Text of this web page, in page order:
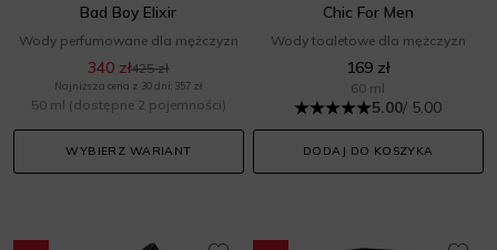
Bad Boy Elixir
Wody perfumowane dla mężczyzn
340 zł425 zł
Najniższa cena z 30 dni: 357 zł
50 ml (dostępne 2 pojemności)
WYBIERZ WARIANT
Chic For Men
Wody toaletowe dla mężczyzn
169 zł
60 ml
5.00/ 5.00
DODAJ DO KOSZYKA